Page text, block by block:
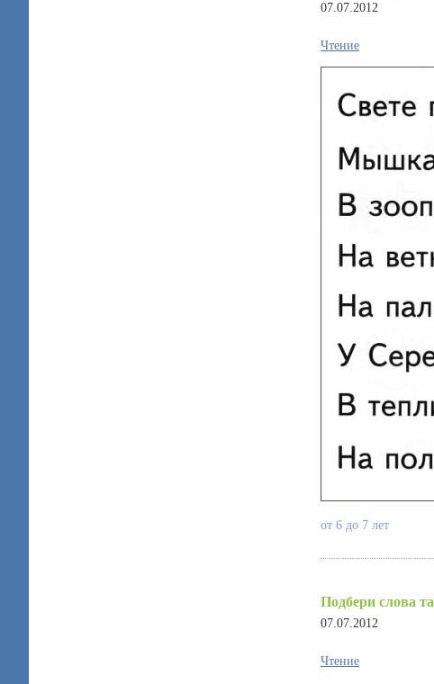
07.07.2012
Чтение
от 6 до 7 лет
Подбери слова
07.07.2012
Чтение